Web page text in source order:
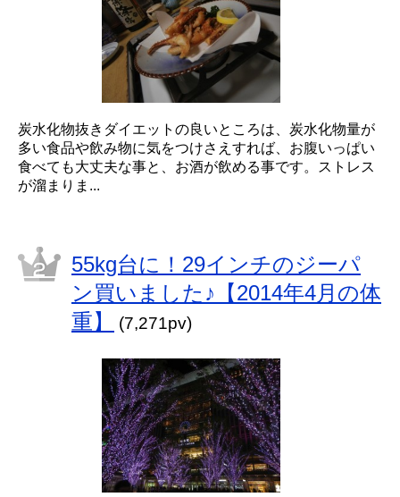
炭水化物抜きダイエットの良いところは、炭水化物量が
多い食品や飲み物に気をつけさえすれば、お腹いっぱい
食べても大丈夫な事と、お酒が飲める事です。ストレス
が溜まりま...
55kg台に！29インチのジーパ
ン買いました♪【2014年4月の体
重】
(7,271pv)